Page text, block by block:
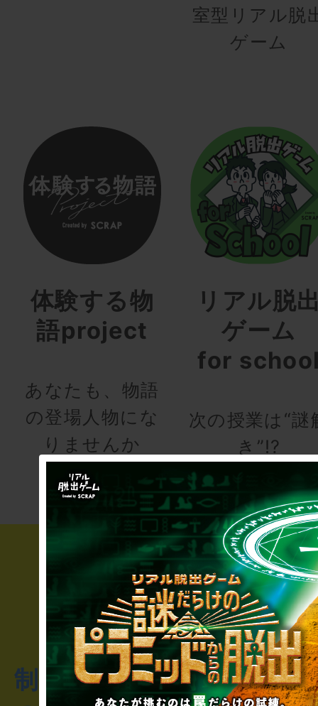
室型リアル脱
ゲーム
体験する物
語project
あなたも、物語
の登場人物にな
りませんか
リアル脱
ゲーム
for
次の授業は“謎
き”!?
制作のご相談・コラボレ